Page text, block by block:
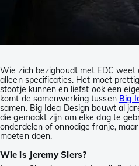
Wie zich bezighoudt met EDC
alleen specificaties. Het moet
stootje kunnen en liefst ook een
komt de samenwerking tussen Big
samen. Big Idea Design bouwt al
die gemaakt zijn om elke dag te
onderdelen of onnodige franje,
moeten doen.
Wie is Jeremy Siers?